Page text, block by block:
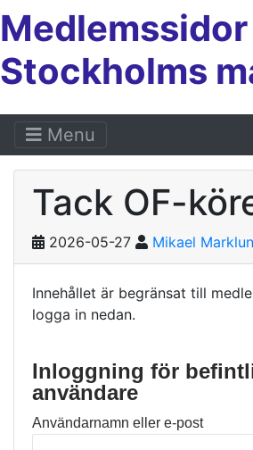
Medlemssidor
Stockholms
Menu
Tack OF-
2026-05-27 Mikael
Innehållet är begränsat till
logga in nedan.
Inloggning för
användare
Användarnamn eller e-post